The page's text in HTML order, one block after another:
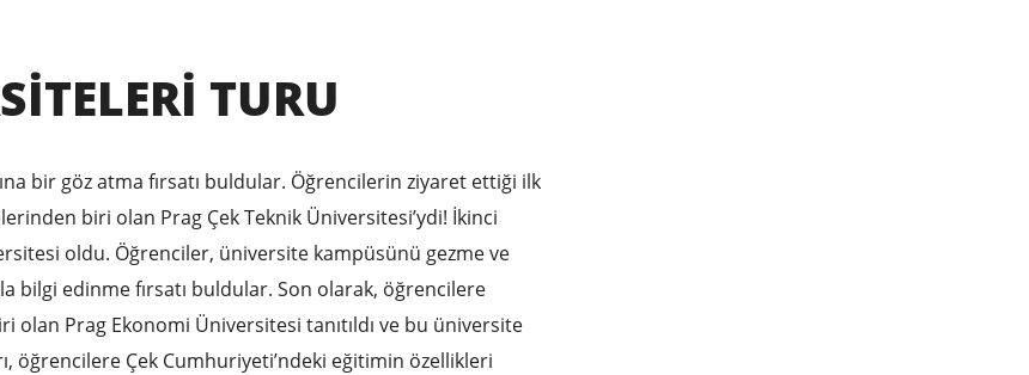
TURU
bir göz atma fırsatı buldular. Öğrencilerin ziyaret ettiği ilk
biri olan Prag Çek Teknik Üniversitesi’ydi! İkinci
oldu. Öğrenciler, üniversite kampüsünü gezme ve
bilgi edinme fırsatı buldular. Son olarak, öğrencilere
Prag Ekonomi Üniversitesi tanıtıldı ve bu üniversite
öğrencilere Çek Cumhuriyeti’ndeki eğitimin özellikleri